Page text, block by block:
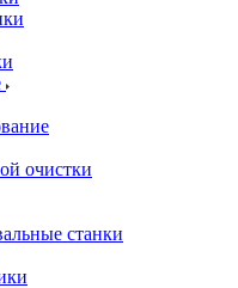
очистки
станки